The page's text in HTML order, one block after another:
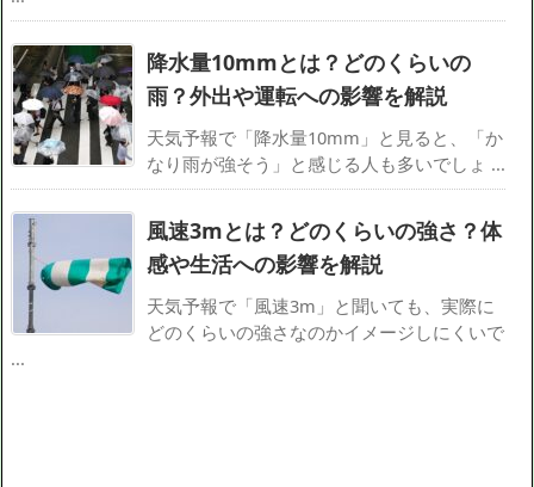
降水量10mmとは？どのくらいの
雨？外出や運転への影響を解説
天気予報で「降水量10mm」と見ると、「か
なり雨が強そう」と感じる人も多いでしょ ...
風速3mとは？どのくらいの強さ？体
感や生活への影響を解説
天気予報で「風速3m」と聞いても、実際に
どのくらいの強さなのかイメージしにくいで
...